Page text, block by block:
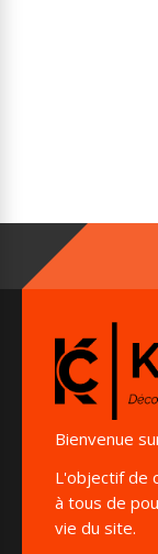
Bienvenue
L'objectif de
à tous de
vie du site.